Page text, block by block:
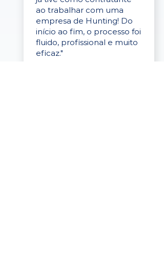
ao trabalhar com uma
empresa de Hunting! Do
início ao fim, o processo foi
fluido, profissional e muito
eficaz."